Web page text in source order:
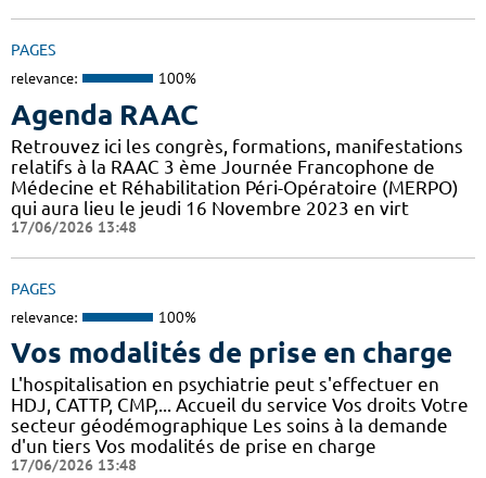
PAGES
relevance: 100%
Agenda RAAC
Retrouvez ici les congrès, formations, manifestations
relatifs à la RAAC 3 ème Journée Francophone de
Médecine et Réhabilitation Péri-Opératoire (MERPO)
qui aura lieu le jeudi 16 Novembre 2023 en virt
17/06/2026 13:48
PAGES
relevance: 100%
Vos modalités de prise en charge
L'hospitalisation en psychiatrie peut s'effectuer en
HDJ, CATTP, CMP,... Accueil du service Vos droits Votre
secteur géodémographique Les soins à la demande
d'un tiers Vos modalités de prise en charge
17/06/2026 13:48